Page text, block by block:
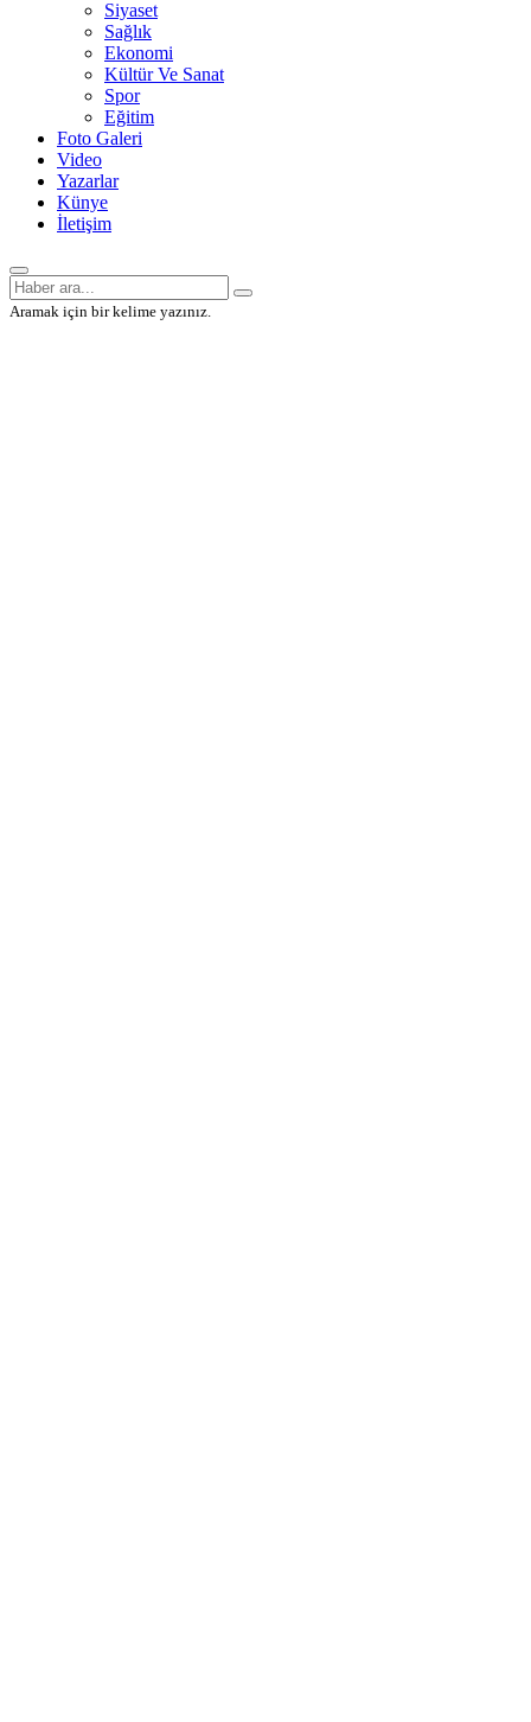
Siyaset
Sağlık
Ekonomi
Kültür Ve Sanat
Spor
Eğitim
Foto Galeri
Video
Yazarlar
Künye
İletişim
Aramak için bir kelime yazınız.